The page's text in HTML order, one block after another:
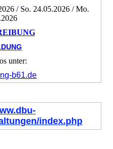
/ So. 24.05.2026 / Mo.
unter:
b61.de
index.php